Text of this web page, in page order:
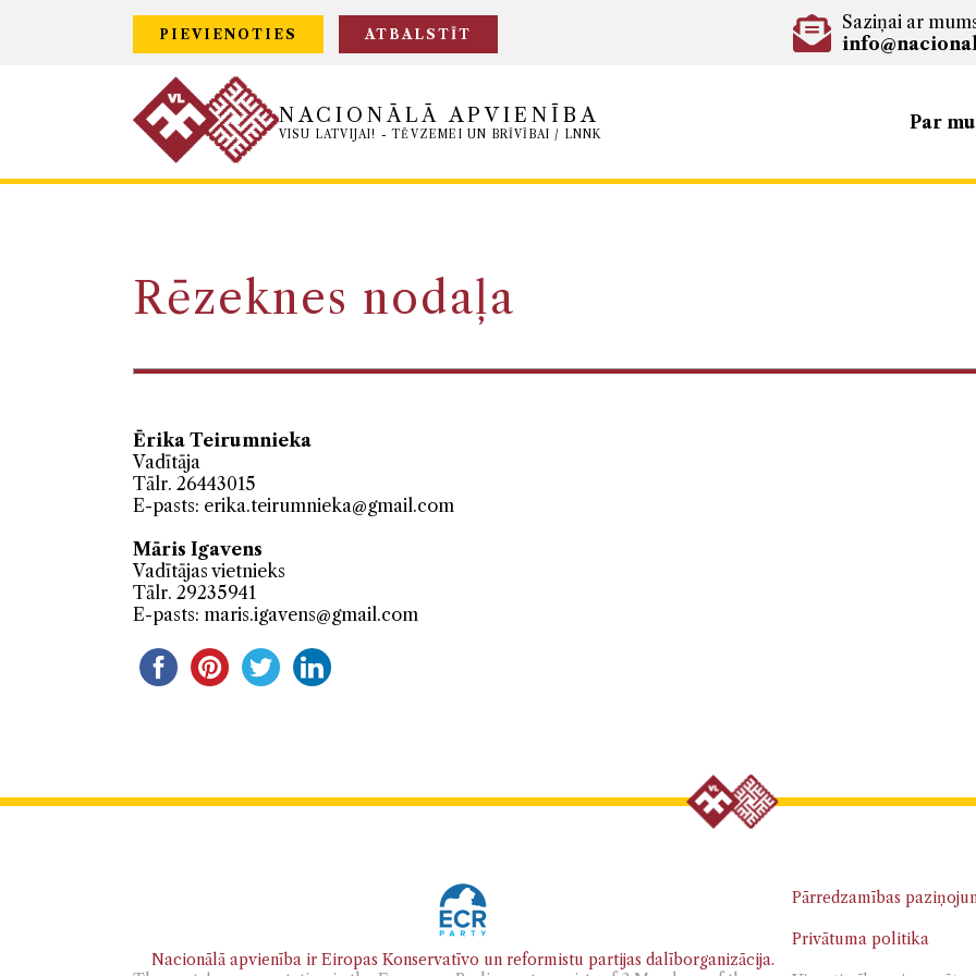
PIEVIENOTIES ATBALSTĪT
Saziņai ar
NACIONĀLĀ APVIENĪBA
VISU LATVIJAI! - TĒVZEMEI UN BRĪVĪBAI / LNNK
Par
Rēzeknes nodaļa
Ērika Teirumnieka
Vadītāja
Tālr. 26443015
E-pasts: erika.teirumnieka@gmail.com
Māris Igavens
Vadītājas vietnieks
Tālr. 29235941
E-pasts: maris.igavens@gmail.com
Nacionālā apvienība ir Eiropas Konservatīvo un reformistu partijas dalīborganizācija.
Pārredzamības
Privātuma politika